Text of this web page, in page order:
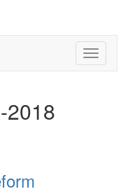
Toggle